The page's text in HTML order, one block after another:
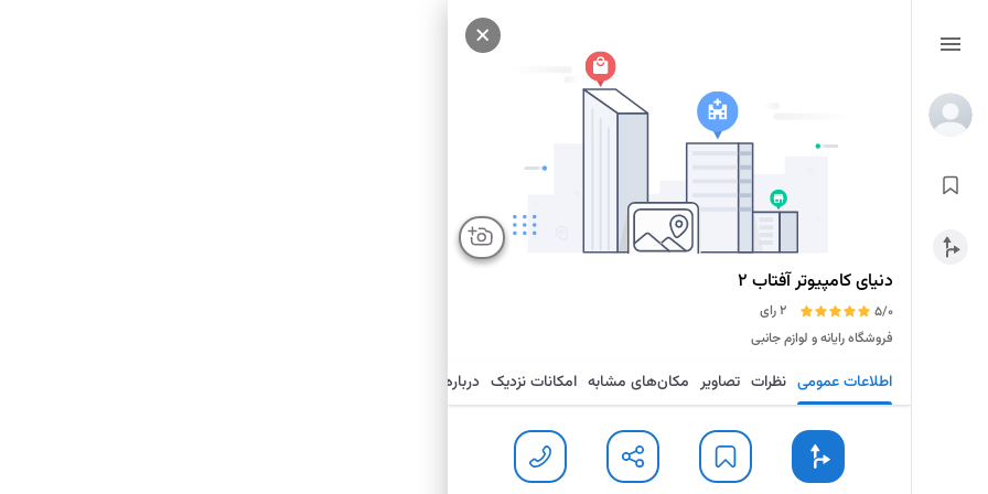
دنیای کامپیوتر آفتاب 2
5/0
2 رای
فروشگاه رایانه و لوازم جانبی
اطلاعات عمومی نظرات تصاویر مکان‌های مشابه امکانات نزدیک درباره